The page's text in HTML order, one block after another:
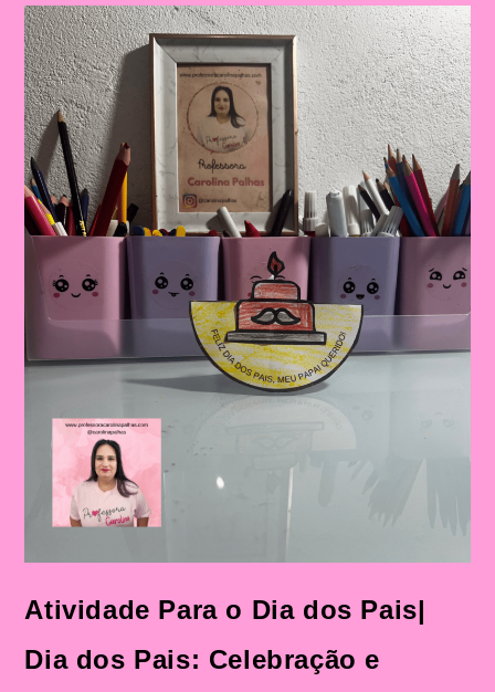
Pais
|
Dia
Dos
Pais:
Celebrando
Importância
Da
Figura
Paterna
Atividade Para o Dia dos Pais|
Dia dos Pais: Celebração e